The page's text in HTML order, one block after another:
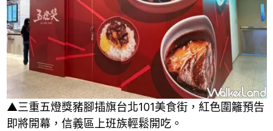
▲三重五燈獎豬腳插旗台北101美食街，紅色圍籬預告
即將開幕，信義區上班族輕鬆開吃。